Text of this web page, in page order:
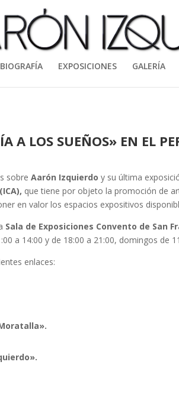
BIOGRAFÍA EXPOSICIONES GALERÍA
A LOS SUEÑOS» EN EL
sobreAarón Izquierdo y su última
que tiene por objeto la promoción de
en valor los espacios expositivos
Sala de Exposiciones Convento de San
a 14:00 y de 18:00 a 21:00, domingos de
enlaces:
».
».